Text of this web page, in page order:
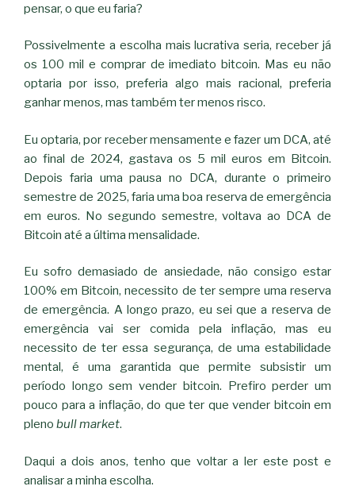
pensar, o que eu faria?
Possivelmente a escolha mais lucrativa seria, receber já
os 100 mil e comprar de imediato bitcoin. Mas eu não
optaria por isso, preferia algo mais racional, preferia
ganhar menos, mas também ter menos risco.
Eu optaria, por receber mensamente e fazer um DCA, até
ao final de 2024, gastava os 5 mil euros em Bitcoin.
Depois faria uma pausa no DCA, durante o primeiro
semestre de 2025, faria uma boa reserva de emergência
em euros. No segundo semestre, voltava ao DCA de
Bitcoin até a última mensalidade.
Eu sofro demasiado de ansiedade, não consigo estar
100% em Bitcoin, necessito de ter sempre uma reserva
de emergência. A longo prazo, eu sei que a reserva de
emergência vai ser comida pela inflação, mas eu
necessito de ter essa segurança, de uma estabilidade
mental, é uma garantida que permite subsistir um
período longo sem vender bitcoin. Prefiro perder um
pouco para a inflação, do que ter que vender bitcoin em
pleno bull market.
Daqui a dois anos, tenho que voltar a ler este post e
analisar a minha escolha.